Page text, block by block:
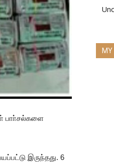
பாா்சல்களை
இருந்தது. 6
MY